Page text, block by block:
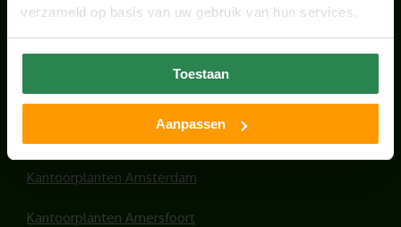
verzameld op basis van uw gebruik van hun services.
Toestaan
Aanpassen
Office plants
Kantoorplanten Amsterdam
Kantoorplanten Amersfoort